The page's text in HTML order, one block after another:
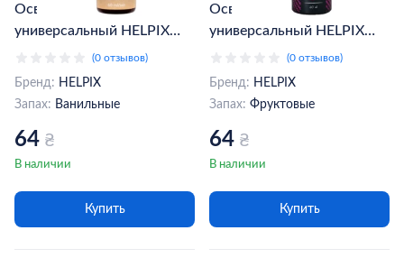
Освежитель воздуха
универсальный HELPIX
ваниль 60 мл (802197)
(0 отзывов)
Бренд: HELPIX
Запах: Ванильные
64 ₴
В наличии
Купить
Освежитель воздуха
универсальный HELPIX
маракуйя 60 мл (802241)
(0 отзывов)
Бренд: HELPIX
Запах: Фруктовые
64 ₴
В наличии
Купить